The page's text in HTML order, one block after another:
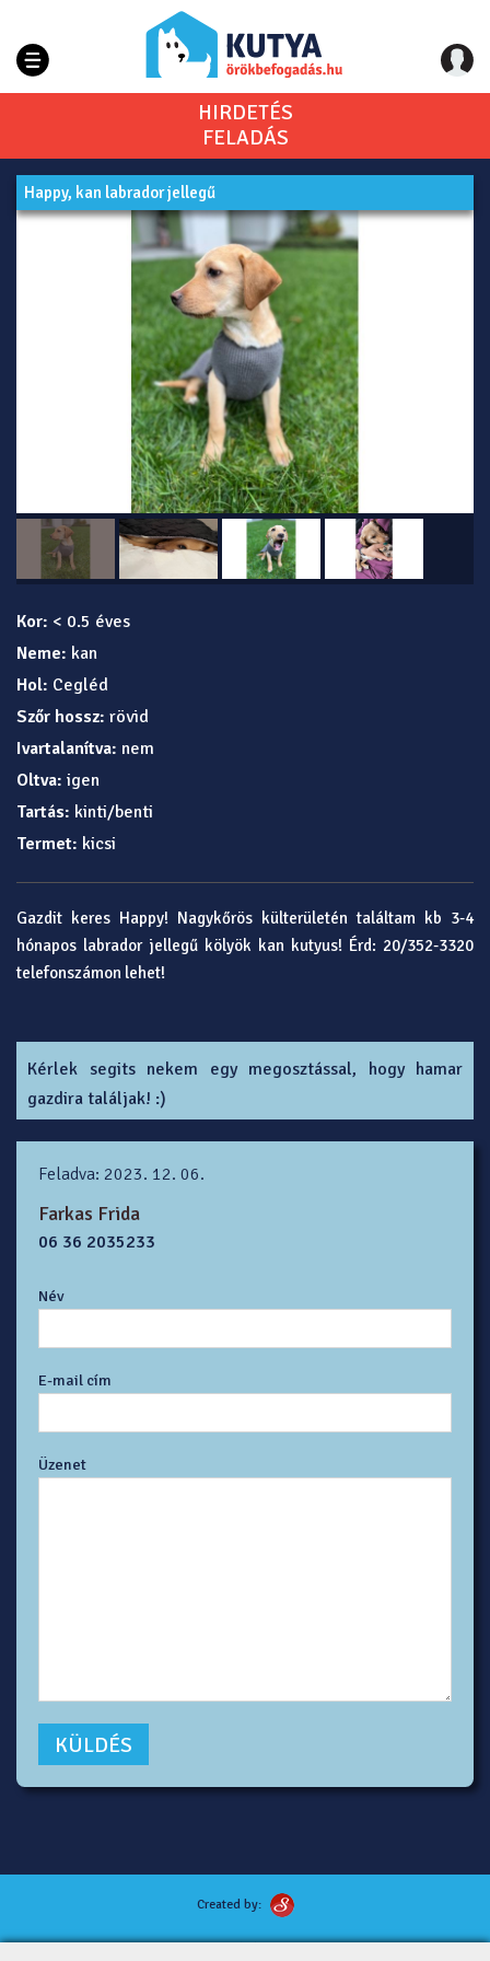
HIRDETÉS
FELADÁS
Happy, kan labrador jellegű
Kor: < 0.5 éves
Neme: kan
Hol: Cegléd
Szőr hossz: rövid
Ivartalanítva: nem
Oltva: igen
Tartás: kinti/benti
Termet: kicsi
Gazdit keres Happy! Nagykőrös külterületén találtam kb 3-4
hónapos labrador jellegű kölyök kan kutyus! Érd: 20/352-3320
telefonszámon lehet!
Kérlek segits nekem egy megosztással, hogy hamar
gazdira találjak! :)
Feladva: 2023. 12. 06.
Farkas Frida
06 36 2035233
Név
E-mail cím
Üzenet
Created by: